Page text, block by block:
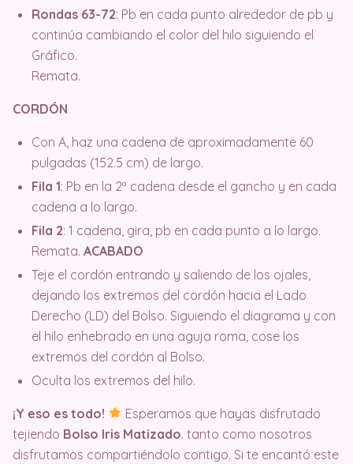
Rondas 63-72: Pb en cada punto alrededor de pb y
continúa cambiando el color del hilo siguiendo el
Gráfico.
Remata.
CORDÓN
Con A, haz una cadena de aproximadamente 60
pulgadas (152.5 cm) de largo.
Fila 1: Pb en la 2ª cadena desde el gancho y en cada
cadena a lo largo.
Fila 2: 1 cadena, gira, pb en cada punto a lo largo.
Remata. ACABADO
Teje el cordón entrando y saliendo de los ojales,
dejando los extremos del cordón hacia el Lado
Derecho (LD) del Bolso. Siguiendo el diagrama y con
el hilo enhebrado en una aguja roma, cose los
extremos del cordón al Bolso.
Oculta los extremos del hilo.
¡Y eso es todo!
Esperamos que hayas disfrutado
tejiendo Bolso Iris Matizado. tanto como nosotros
disfrutamos compartiéndolo contigo. Si te encantó este